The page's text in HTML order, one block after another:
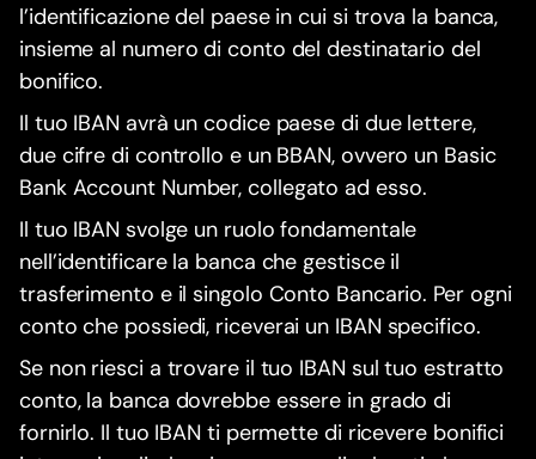
l’identificazione del paese in cui si trova la banca,
insieme al numero di conto del destinatario del
bonifico.
Il tuo IBAN avrà un codice paese di due lettere,
due cifre di controllo e un BBAN, ovvero un Basic
Bank Account Number, collegato ad esso.
Il tuo IBAN svolge un ruolo fondamentale
nell’identificare la banca che gestisce il
trasferimento e il singolo Conto Bancario. Per ogni
conto che possiedi, riceverai un IBAN specifico.
Se non riesci a trovare il tuo IBAN sul tuo estratto
conto, la banca dovrebbe essere in grado di
fornirlo. Il tuo IBAN ti permette di ricevere bonifici